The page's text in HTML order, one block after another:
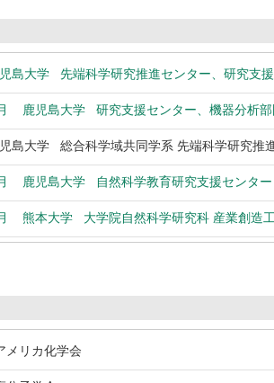
島大学 先端科学研究推進センター、研究支
鹿児島大学 研究支援センター、機器分析
島大学 総合科学域共同学系 先端科学研究推
鹿児島大学 自然科学教育研究支援センタ
熊本大学 大学院自然科学研究科 産業創造
リカ化学会